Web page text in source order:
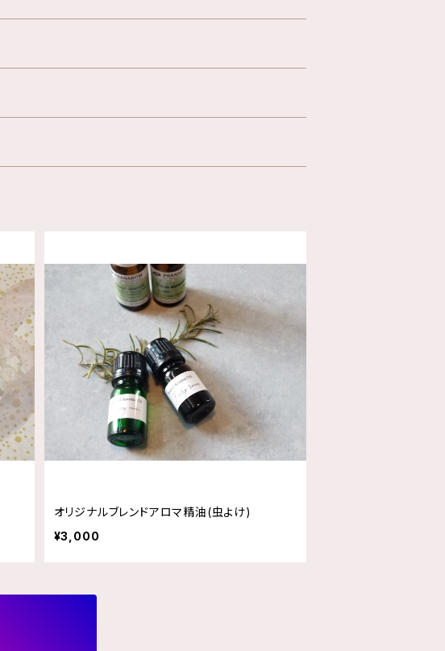
オリジナルブレンドアロマ精油(虫よけ)
¥3,000